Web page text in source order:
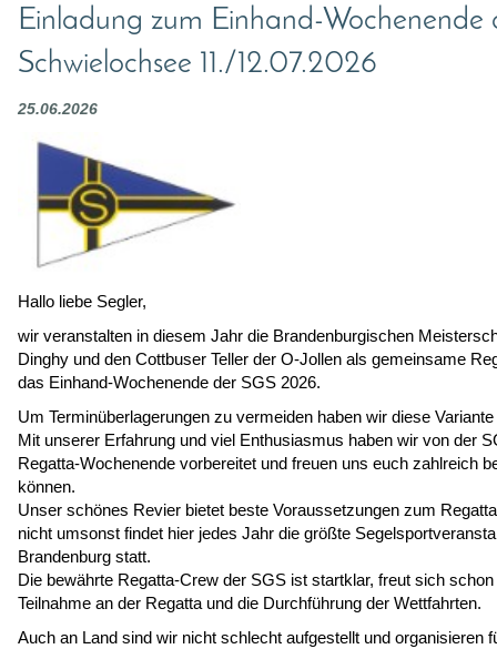
Einladung zum Einhand-Wochenende
Schwielochsee 11./12.07.2026
25.06.2026
Hallo liebe Segler,
wir veranstalten in diesem Jahr die Brandenburgischen
Dinghy und den Cottbuser Teller der O-Jollen als gemeinsame
das Einhand-Wochenende der SGS 2026.
Um Terminüberlagerungen zu vermeiden haben wir diese
Mit unserer Erfahrung und viel Enthusiasmus haben wir von der
Regatta-Wochenende vorbereitet und freuen uns euch zahlreich
können.
Unser schönes Revier bietet beste Voraussetzungen zum
nicht umsonst findet hier jedes Jahr die größte
Brandenburg statt.
Die bewährte Regatta-Crew der SGS ist startklar, freut sich schon
Teilnahme an der Regatta und die Durchführung der Wettfahrten.
Auch an Land sind wir nicht schlecht aufgestellt und organisieren